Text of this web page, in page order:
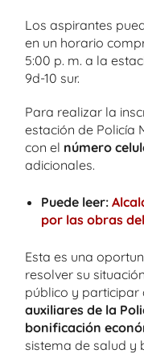
Los aspirantes
en un horario
5:00 p. m. a la
9d-10 sur.
Para realizar la
estación de Policía
con el número
adicionales.
Puede leer:
por las obras
Esta es una
resolver su
público y participar
auxiliares de la
bonificación
sistema de salud y